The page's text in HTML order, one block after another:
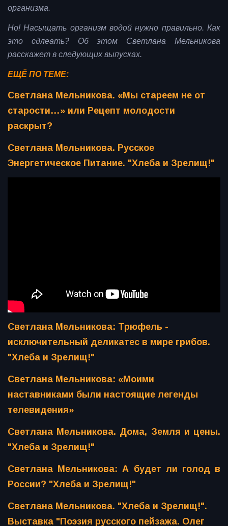
организма.
Но! Насыщать организм водой нужно правильно. Как
это сдлеать? Об этом Светлана Мельникова
расскажет в следующих выпусках.
ЕЩЁ ПО ТЕМЕ:
Светлана Мельникова. «Мы стареем не от
старости…» или Рецепт молодости
раскрыт?
Светлана Мельникова. Русское
Энергетическое Питание. "Хлеба и Зрелищ!"
Светлана Мельникова: Трюфель -
исключительный деликатес в мире грибов.
"Хлеба и Зрелищ!"
Светлана Мельникова: «Моими
наставниками были настоящие легенды
телевидения»
Светлана Мельникова. Дома, Земля и цены.
"Хлеба и Зрелищ!"
Светлана Мельникова: А будет ли голод в
России? "Хлеба и Зрелищ!"
Светлана Мельникова. "Хлеба и Зрелищ!".
Выставка "Поэзия русского пейзажа. Олег